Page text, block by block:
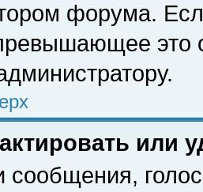
форума.
это
или
сообщения,